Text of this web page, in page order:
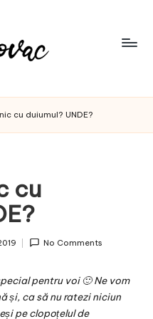
cu duiumul? UNDE?
cu
No Comments
pentru voi 🙂 Ne vom
și, ca să nu ratezi niciun
pe clopoțelul de